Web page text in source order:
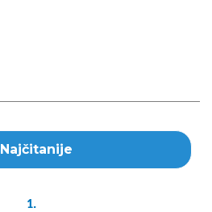
Najčitanije
1.